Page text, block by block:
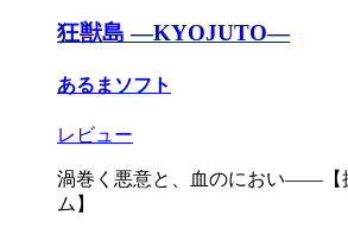
狂獣島 ―KYOJUTO―
あるまソフト
レビュー
渦巻く悪意と、血のにおい――【
ム】